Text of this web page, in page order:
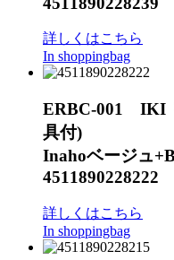
詳しくはこちら
In shoppingbag
ERBC-001 IKI
具付)
Inahoベージュ
4511890228222
詳しくはこちら
In shoppingbag